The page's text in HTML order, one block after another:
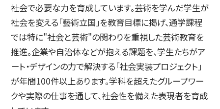
社会で必要な力を育成しています。芸術を学んだ学生が
社会を変える「藝術立国」を教育目標に掲げ、通学課程
では特に"社会と芸術"の関わりを重視した芸術教育を
推進。企業や自治体などが抱える課題を、学生たちがア
ート・デザインの力で解決する「社会実装プロジェクト」
が年間100件以上あります。学科を超えたグループワー
クや実際の仕事を通して、社会性を備えた表現者を育成